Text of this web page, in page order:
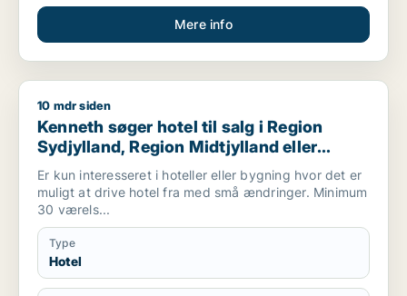
Mere info
Kenneth søger hotel til salg i Region Sydjylland, Region
10 mdr siden
Kenneth søger hotel til salg i Region
Sydjylland, Region Midtjylland eller
Mariager
Er kun interesseret i hoteller eller bygning hvor det er
muligt at drive hotel fra med små ændringer. Minimum
30 værels...
Type
Hotel